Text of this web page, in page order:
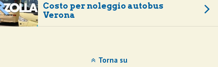
Costo per noleggio autobus
Verona
Torna su